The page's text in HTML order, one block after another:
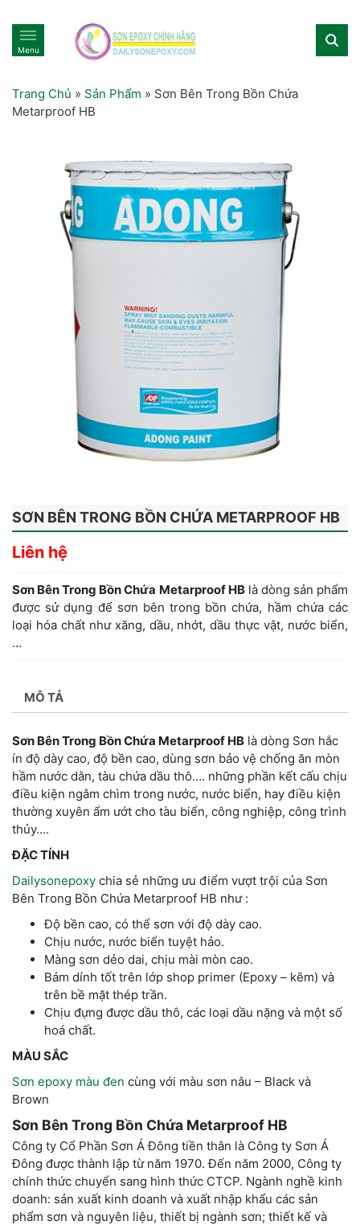
Menu
Trang Chủ » Sản Phẩm » Sơn Bên Trong Bồn Chứa
Metarproof HB
SƠN BÊN TRONG BỒN CHỨA METARPROOF HB
Liên hệ
Sơn Bên Trong Bồn Chứa Metarproof HBlà dòng sản phẩm
được sử dụng để sơn bên trong bồn chứa, hầm chứa các
loại hóa chất như xăng, dầu, nhớt, dầu thực vật, nước biển,
…
MÔ TẢ
Sơn Bên Trong Bồn Chứa Metarproof HB là dòng Sơn hắc
ín độ dày cao, độ bền cao, dùng sơn bảo vệ chống ăn mòn
hầm nước dằn, tàu chứa dầu thô…. những phần kết cấu chịu
điều kiện ngâm chìm trong nước, nước biển, hay điều kiện
thường xuyên ẩm ướt cho tàu biển, công nghiệp, công trình
thủy….
ĐẶC TÍNH
Dailysonepoxy chia sẻ những ưu điểm vượt trội của Sơn
Bên Trong Bồn Chứa Metarproof HB như :
Độ bền cao, có thể sơn với độ dày cao.
Chịu nước, nước biển tuyệt hảo.
Màng sơn dẻo dai, chịu mài mòn cao.
Bám dính tốt trên lớp shop primer (Epoxy – kẽm) và
trên bề mặt thép trần.
Chịu đựng được dầu thô, các loại dầu nặng và một số
hoá chất.
MÀU SẮC
Sơn epoxy màu đen cùng với màu sơn nâu – Black và
Brown
Sơn Bên Trong Bồn Chứa Metarproof HB
Công ty Cổ Phần Sơn Á Đông tiền thân là Công ty Sơn Á
Đông được thành lập từ năm 1970. Đến năm 2000, Công ty
chính thức chuyển sang hình thức CTCP. Ngành nghề kinh
doanh: sản xuất kinh doanh và xuất nhập khẩu các sản
phẩm sơn và nguyên liệu, thiết bị ngành sơn; thiết kế và